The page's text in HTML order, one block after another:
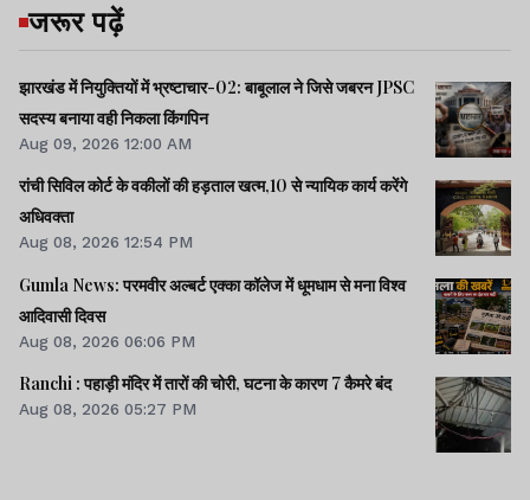
जरूर पढ़ें
झारखंड में नियुक्तियों में भ्रष्टाचार-02: बाबूलाल ने जिसे जबरन JPSC
सदस्य बनाया वही निकला किंगपिन
Aug 09, 2026 12:00 AM
रांची सिविल कोर्ट के वकीलों की हड़ताल खत्म,10 से न्यायिक कार्य करेंगे
अधिवक्ता
Aug 08, 2026 12:54 PM
Gumla News: परमवीर अल्बर्ट एक्का कॉलेज में धूमधाम से मना विश्व
आदिवासी दिवस
Aug 08, 2026 06:06 PM
Ranchi : पहाड़ी मंदिर में तारों की चोरी, घटना के कारण 7 कैमरे बंद
Aug 08, 2026 05:27 PM